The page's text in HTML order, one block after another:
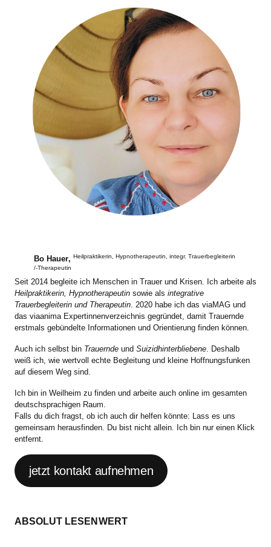
Bo Hauer, Heilpraktikerin, Hypnotherapeutin, integr. Trauerbegleiterin
/-Therapeutin
Seit 2014 begleite ich Menschen in Trauer und Krisen. Ich arbeite als
Heilpraktikerin, Hypnotherapeutin sowie als integrative
Trauerbegleiterin und Therapeutin. 2020 habe ich das viaMAG und
das viaanima Expertinnenverzeichnis gegründet, damit Trauernde
erstmals gebündelte Informationen und Orientierung finden können.
Auch ich selbst bin Trauernde und Suizidhinterbliebene. Deshalb
weiß ich, wie wertvoll echte Begleitung und kleine Hoffnungsfunken
auf diesem Weg sind.
Ich bin in Weilheim zu finden und arbeite auch online im gesamten
deutschsprachigen Raum.
Falls du dich fragst, ob ich auch dir helfen könnte: Lass es uns
gemeinsam herausfinden. Du bist nicht allein. Ich bin nur einen Klick
entfernt.
jetzt kontakt aufnehmen
ABSOLUT LESENWERT